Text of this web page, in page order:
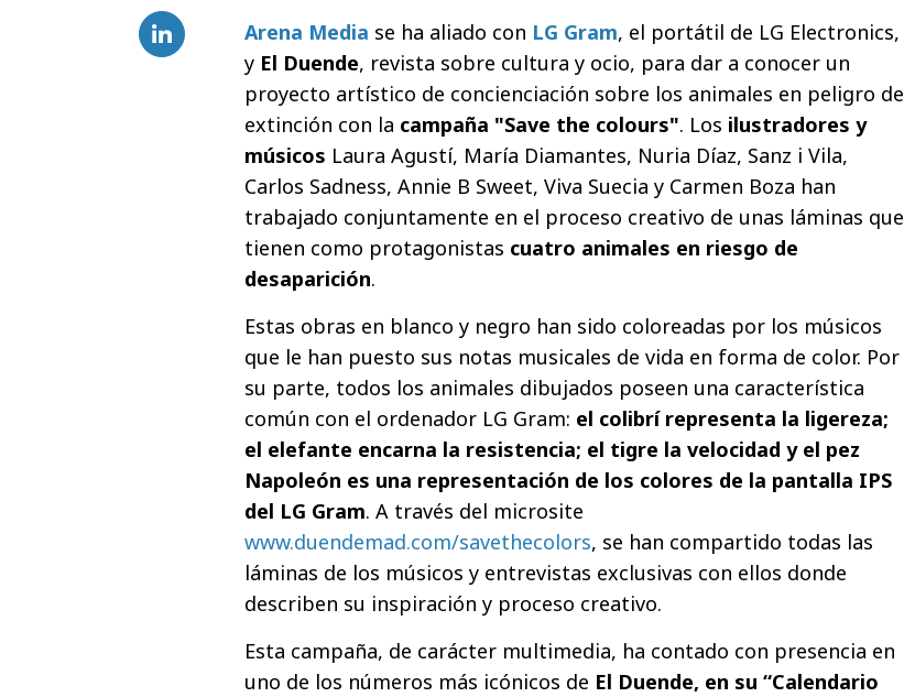
Arena Media se ha aliado con LG Gram, el portátil de LG Electronics,
y El Duende, revista sobre cultura y ocio, para dar a conocer un
proyecto artístico de concienciación sobre los animales en peligro de
extinción con la campaña "Save the colours". Los ilustradores y
músicos Laura Agustí, María Diamantes, Nuria Díaz, Sanz i Vila,
Carlos Sadness, Annie B Sweet, Viva Suecia y Carmen Boza han
trabajado conjuntamente en el proceso creativo de unas láminas que
tienen como protagonistas cuatro animales en riesgo de
desaparición.
Estas obras en blanco y negro han sido coloreadas por los músicos
que le han puesto sus notas musicales de vida en forma de color. Por
su parte, todos los animales dibujados poseen una característica
común con el ordenador LG Gram: el colibrí representa la ligereza;
el elefante encarna la resistencia; el tigre la velocidad y el pez
Napoleón es una representación de los colores de la pantalla IPS
del LG Gram. A través del microsite
www.duendemad.com/savethecolors, se han compartido todas las
láminas de los músicos y entrevistas exclusivas con ellos donde
describen su inspiración y proceso creativo.
Esta campaña, de carácter multimedia, ha contado con presencia en
uno de los números más icónicos de El Duende, en su “Calendario